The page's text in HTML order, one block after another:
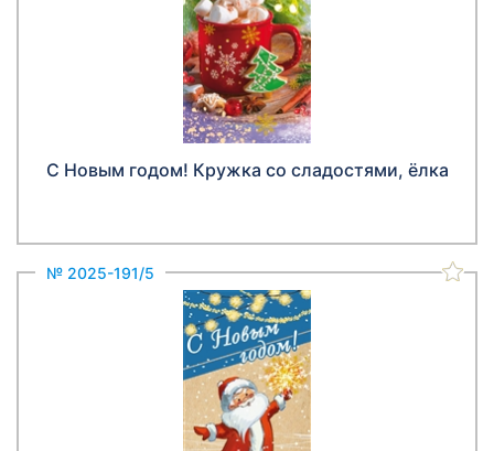
С Новым годом! Кружка со сладостями, ёлка
№ 2025-191/5